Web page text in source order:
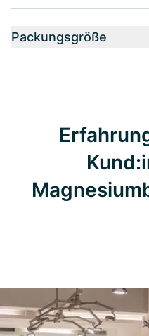
Packungsgröße